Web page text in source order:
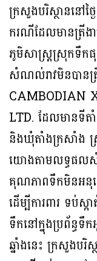
ក្រសួងបរិស្ថាននៅថ្
ករណីដែលមានត្រីង
ភូមិសាស្រ្តស្រុកទឹក
សំណល់រាវមិនបាន
CAMBODIAN
LTD. ដែលមានទី
និងឃុំតាំងក្រសាំង
យោងតាមលទ្ធផល
គុណភាពទឹកមិនអនុ
ដើម្បីការពារ ទប់
ទឹកនៅក្នុងប្រព័ន្ធ
ឆ្នាំងនេះ ក្រសួងបរិ